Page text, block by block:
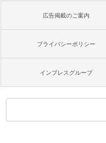
広告掲載のご案内
プライバシーポリシー
インプレスグループ